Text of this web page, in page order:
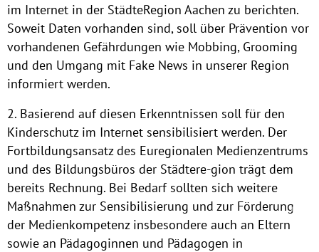
Previous
im Internet in der StädteRegion Aachen zu berichten.
Soweit Daten vorhanden sind, soll über Prävention vor
vorhandenen Gefährdungen wie Mobbing, Grooming
und den Umgang mit Fake News in unserer Region
informiert werden.
2. Basierend auf diesen Erkenntnissen soll für den
Kinderschutz im Internet sensibilisiert werden. Der
Fortbildungsansatz des Euregionalen Medienzentrums
und des Bildungsbüros der Städtere-gion trägt dem
bereits Rechnung. Bei Bedarf sollten sich weitere
Maßnahmen zur Sensibilisierung und zur Förderung
der Medienkompetenz insbesondere auch an Eltern
sowie an Pädagoginnen und Pädagogen in